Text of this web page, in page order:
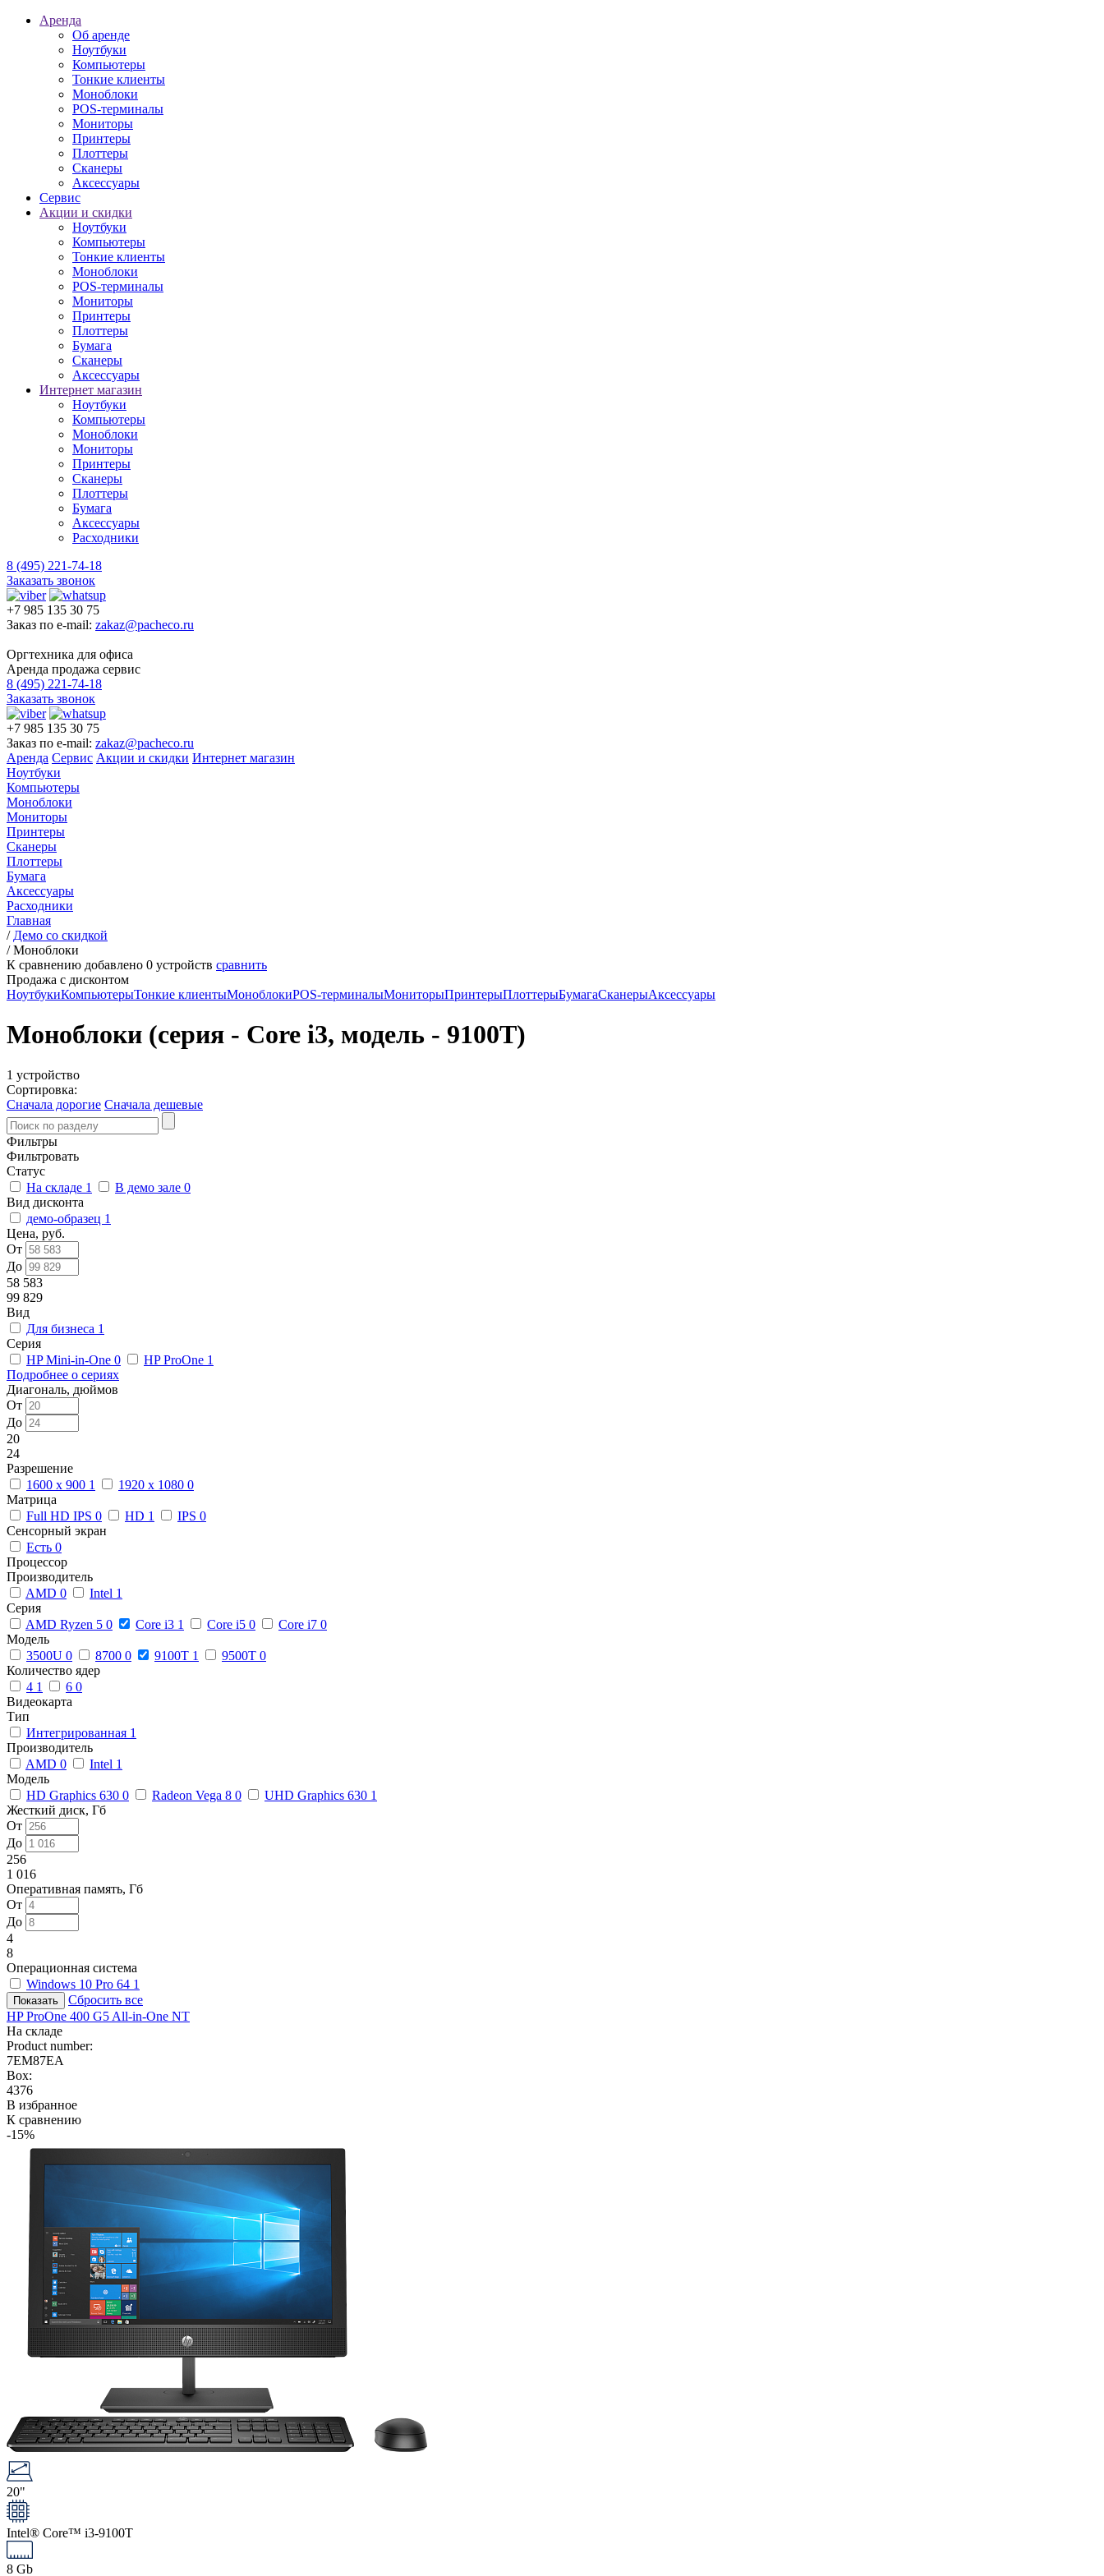
Аренда
Об аренде
Ноутбуки
Компьютеры
Тонкие клиенты
Моноблоки
POS-терминалы
Мониторы
Принтеры
Плоттеры
Сканеры
Аксессуары
Сервис
Акции и скидки
Ноутбуки
Компьютеры
Тонкие клиенты
Моноблоки
POS-терминалы
Мониторы
Принтеры
Плоттеры
Бумага
Сканеры
Аксессуары
Интернет магазин
Ноутбуки
Компьютеры
Моноблоки
Мониторы
Принтеры
Сканеры
Плоттеры
Бумага
Аксессуары
Расходники
8 (495) 221-74-18
Заказать звонок
+7 985 135 30 75
Заказ по e-mail: zakaz@pacheco.ru
Оргтехника для офиса
Аренда продажа сервис
8 (495) 221-74-18
Заказать звонок
+7 985 135 30 75
Заказ по e-mail: zakaz@pacheco.ru
Аренда Сервис Акции и скидки Интернет магазин
Ноутбуки
Компьютеры
Моноблоки
Мониторы
Принтеры
Сканеры
Плоттеры
Бумага
Аксессуары
Расходники
Главная
/ Демо со скидкой
/Моноблоки
К сравнению добавлено 0 устройств сравнить
Продажа с дисконтом
НоутбукиКомпьютерыТонкие клиентыМоноблокиPOS-терминалыМониторыПринтерыПлоттерыБумагаСканерыАксессуары
Моноблоки (серия - Core i3, модель - 9100T)
1 устройство
Сортировка:
Сначала дорогие Сначала дешевые
Фильтры
Фильтровать
Статус
На складе 1 В демо зале 0
Вид дисконта
демо-образец 1
Цена, руб.
От
До
58 583
99 829
Вид
Для бизнеса 1
Серия
HP Mini-in-One 0 HP ProOne 1
Подробнее о сериях
Диагональ, дюймов
От
До
20
24
Разрешение
1600 x 900 1 1920 x 1080 0
Матрица
Full HD IPS 0 HD 1 IPS 0
Сенсорный экран
Есть 0
Процессор
Производитель
AMD 0 Intel 1
Серия
AMD Ryzen 5 0 Core i3 1 Core i5 0 Core i7 0
Модель
3500U 0 8700 0 9100T 1 9500T 0
Количество ядер
4 1 6 0
Видеокарта
Тип
Интегрированная 1
Производитель
AMD 0 Intel 1
Модель
HD Graphics 630 0 Radeon Vega 8 0 UHD Graphics 630 1
Жесткий диск, Гб
От
До
256
1 016
Оперативная память, Гб
От
До
4
8
Операционная система
Windows 10 Pro 64 1
Сбросить все
HP ProOne 400 G5 All-in-One NT
На складе
Product number:
7EM87EA
Box:
4376
В избранное
К сравнению
-15%
20"
Intel® Core™ i3-9100T
8 Gb